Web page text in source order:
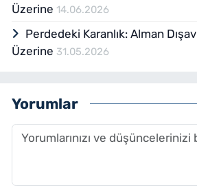
Üzerine 14.06.2026
Perdedeki Karanlık: Alman
Üzerine 31.05.2026
Yorumlar